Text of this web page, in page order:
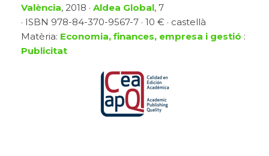
València, 2018 · Aldea Global, 7
· ISBN 978-84-370-9567-7 · 10 € · castellà
Matèria: Economia, finances, empresa i gestió :
Publicitat